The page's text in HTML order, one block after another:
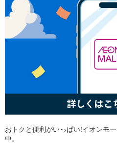
おトクと便利がいっぱい!イオンモ
中。